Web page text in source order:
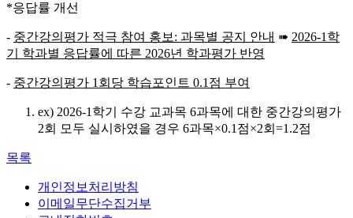
*응답률 개선
- 중간강의평가 적극 참여 홍보 : 과목별 공지 안내 ➠ 2026-1 학
기 학과별 응답률에 따른 2026년 학과평가 반영
- 중간강의평가 1 회당 학습포인트 0.1 점 부여
ex) 2026-1학기 수강 교과목 6과목에 대한 중간강의평가
2회 모두 실시하였을 경우 6과목×0.1점×2회=1.2점
목록
개인정보처리방침
이메일무단수집거부